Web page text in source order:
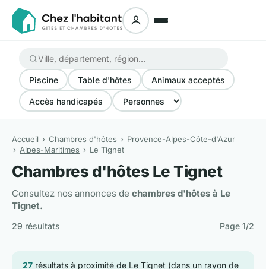
Piscine Table d'hôtes Animaux acceptés
Accès handicapés
Accueil Chambres d'hôtes
Provence-Alpes-Côte-d'Azur
Alpes-Maritimes
Le Tignet
Chambres d'hôtes Le Tignet
Consultez nos annonces de chambres d'hôtes à Le
Tignet.
29 résultats Page 1/2
27 résultats à proximité de Le Tignet (dans un rayon de